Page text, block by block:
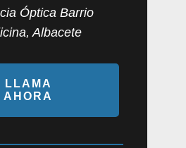
Óptica Barrio
Albacete
LLAMA
AHORA